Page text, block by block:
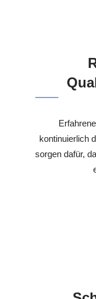
kontinuierlich
sorgen dafür,